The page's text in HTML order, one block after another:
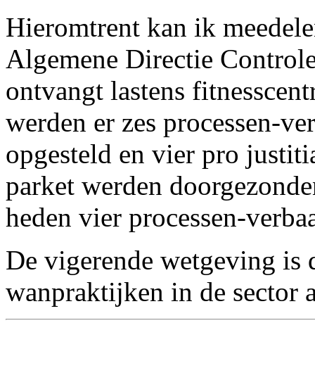
Hieromtrent kan ik
Algemene Directie
ontvangt lastens
werden er zes processen-
opgesteld en vier pro
parket werden
heden vier processen-
De vigerende wetgeving is
wanpraktijken in de sector